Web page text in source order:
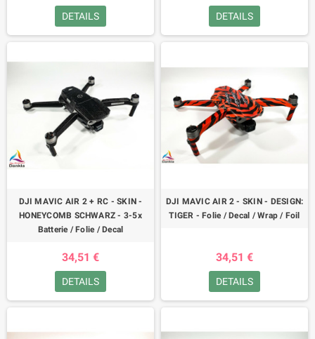
DETAILS DETAILS
DJI MAVIC AIR 2 + RC - SKIN -
HONEYCOMB SCHWARZ - 3-5x
Batterie / Folie / Decal
34,51 €
DETAILS
DJI MAVIC AIR 2 - SKIN - DESIGN:
TIGER - Folie / Decal / Wrap / Foil
34,51 €
DETAILS